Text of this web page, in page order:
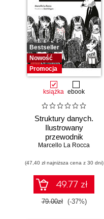
Bestseller
Nowość
Promocja
książka ebook
Struktury danych.
Ilustrowany
przewodnik
Marcello La Rocca
(47,40 zł najniższa cena z 30 dni)
49.77 zł
79.00zł (-37%)